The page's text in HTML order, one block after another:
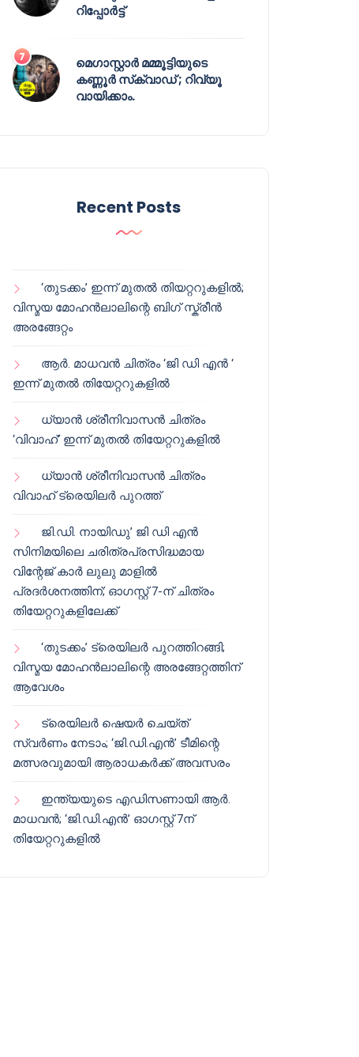
റിപ്പോർട്ട്
മെഗാസ്റ്റാർ മമ്മൂട്ടിയുടെ
കണ്ണൂർ സ്‌ക്വാഡ് ; റിവ്യൂ
വായിക്കാം.
Recent Posts
‘തുടക്കം’ ഇന്ന് മുതൽ തിയറ്ററുകളിൽ;
വിസ്മയ മോഹൻലാലിന്റെ ബിഗ് സ്ക്രീൻ
അരങ്ങേറ്റം
ആർ. മാധവൻ ചിത്രം ‘ജി ഡി എൻ ‘
ഇന്ന് മുതൽ തിയേറ്ററുകളിൽ
ധ്യാൻ ശ്രീനിവാസൻ ചിത്രം
‘വിവാഹ്’ ഇന്ന് മുതൽ തിയേറ്ററുകളിൽ
ധ്യാൻ ശ്രീനിവാസൻ ചിത്രം
വിവാഹ് ട്രെയിലർ പുറത്ത്
ജി.ഡി. നായിഡു’ ജി ഡി എൻ
സിനിമയിലെ ചരിത്രപ്രസിദ്ധമായ
വിന്റേജ് കാർ ലുലു മാളിൽ
പ്രദർശനത്തിന്; ഓഗസ്റ്റ് 7-ന് ചിത്രം
തിയേറ്ററുകളിലേക്ക്
‘തുടക്കം’ ട്രെയിലർ പുറത്തിറങ്ങി;
വിസ്മയ മോഹൻലാലിന്റെ അരങ്ങേറ്റത്തിന്
ആവേശം
ട്രെയിലർ ഷെയർ ചെയ്‌ത്
സ്വർണം നേടാം; ‘ജി.ഡി.എൻ’ ടീമിന്റെ
മത്സരവുമായി ആരാധകർക്ക് അവസരം
ഇന്ത്യയുടെ എഡിസണായി ആർ.
മാധവൻ; ‘ജി.ഡി.എൻ’ ഓഗസ്റ്റ് 7ന്
തിയേറ്ററുകളിൽ